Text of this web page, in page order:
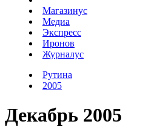
Магазинус
Медиа
Экспресс
Иронов
Журналус
Рутина
2005
Декабрь 2005